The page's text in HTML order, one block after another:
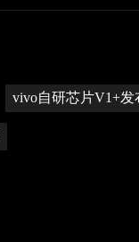
vivo自研芯片V1+发